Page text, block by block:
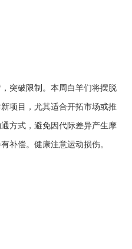
突破限制。本周白羊们将摆脱
项目，尤其适合开拓市场或推
方式，避免因代际差异产生摩
补偿。健康注意运动损伤。